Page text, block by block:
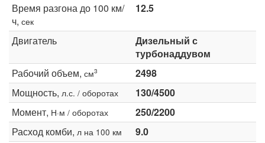
Время разгона до 100 км/
ч, сек
12.5
Двигатель
Дизельный с
турбонаддувом
Рабочий объем, см3
2498
Мощность, л.с. / оборотах
130/4500
Момент, Н·м / оборотах
250/2200
Расход комби, л на 100 км
9.0